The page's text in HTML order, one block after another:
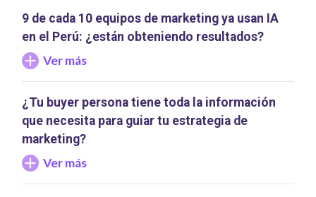
9 de cada 10 equipos de marketing ya usan IA
en el Perú: ¿están obteniendo resultados?
Ver más
¿Tu buyer persona tiene toda la información
que necesita para guiar tu estrategia de
marketing?
Ver más